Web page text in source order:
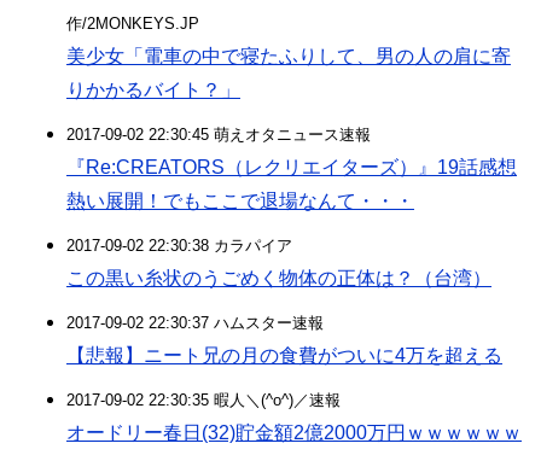
作/2MONKEYS.JP
美少女「電車の中で寝たふりして、男の人の肩に寄
りかかるバイト？」
2017-09-02 22:30:45 萌えオタニュース速報
『Re:CREATORS（レクリエイターズ）』19話感想
熱い展開！でもここで退場なんて・・・
2017-09-02 22:30:38 カラパイア
この黒い糸状のうごめく物体の正体は？（台湾）
2017-09-02 22:30:37 ハムスター速報
【悲報】ニート兄の月の食費がついに4万を超える
2017-09-02 22:30:35 暇人＼(^o^)／速報
オードリー春日(32)貯金額2億2000万円ｗｗｗｗｗｗ